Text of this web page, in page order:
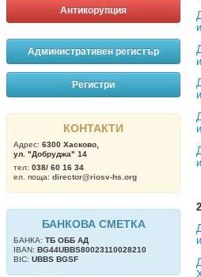
Антикорупция
Административен регистър
Регистри
КОНТАКТИ
Адрес: 6300 Хасково,
ул. "Добруджа" 14
тел: 038/ 60 16 34
ел. поща: director@riosv-hs.org
БАНКОВА СМЕТКА
БАНКА: ТБ OББ АД
IBAN: BG44UBBS80023110028210
BIC: UBBS BGSF